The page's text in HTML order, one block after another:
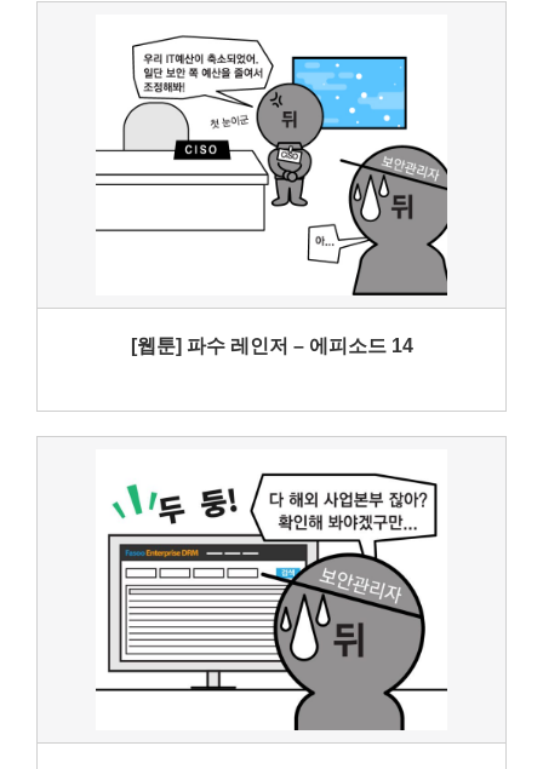
[웹툰] 파수 레인저 – 에피소드 14